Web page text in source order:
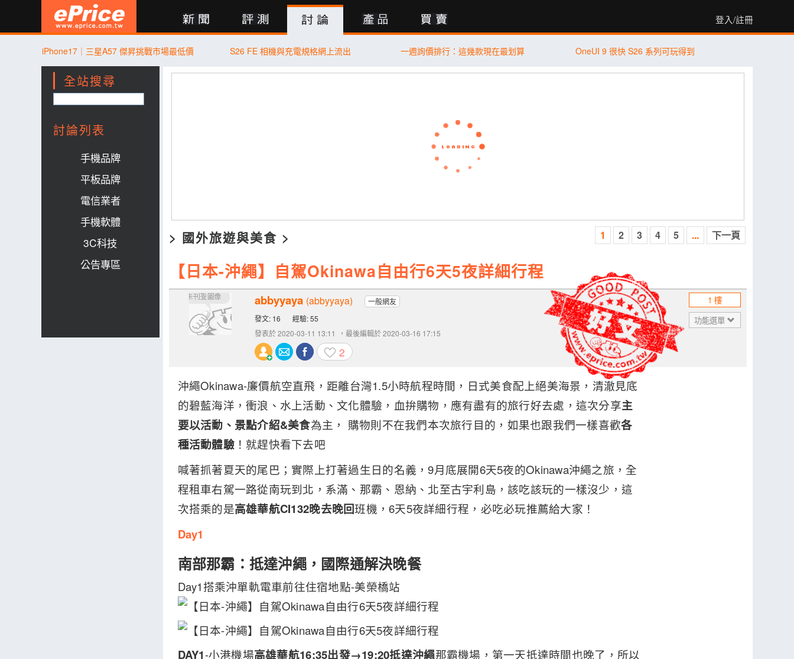
登入/註冊
評測 討論 產品 買賣 登入 行動版
iPhone17｜三星A57 傑昇挑戰市場最低價 S26 FE 相機與充電規格網上流出 一週詢價排行：這幾款現在最划算 OneUI 9 很快 S26 系列可玩得到
全站搜尋
討論列表
手機品牌
平板品牌
電信業者
手機軟體
3C科技
公告專區
> 國外旅遊與美食 > 1 2 3 4 5 ... 下一頁
【日本-沖繩】自駕Okinawa自由行6天5夜詳細行程
abbyyaya (abbyyaya)
一般網友
發文: 16
經驗: 55
發表於 2020-03-11 13:11
，最後編輯於 2020-03-16 17:15
2
1 樓
功能選單
沖繩Okinawa-廉價航空直飛，距離台灣1.5小時航程時間，日式美食配上絕美海景，清澈見底
的碧藍海洋，衝浪、水上活動、文化體驗，血拚購物，應有盡有的旅行好去處，這次分享主
要以活動、景點介紹&美食為主， 購物則不在我們本次旅行目的，如果也跟我們一樣喜歡各
種活動體驗！就趕快看下去吧
喊著抓著夏天的尾巴；實際上打著過生日的名義，9月底展開6天5夜的Okinawa沖繩之旅，全
程租車右駕一路從南玩到北，系滿、那霸、恩納、北至古宇利島，該吃該玩的一樣沒少，這
次搭乘的是高雄華航CI132晚去晚回班機，6天5夜詳細行程，必吃必玩推薦給大家！
Day1
南部那霸：抵達沖繩，國際通解決晚餐
Day1搭乘沖單軌電車前往住宿地點-美榮橋站
DAY1-小港機場高雄華航16:35出發→19:20抵達沖繩那霸機場，第一天抵達時間也晚了，所以